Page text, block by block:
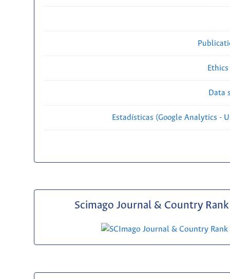
Data
Estadísticas (Google Analytics -
Scimago Journal & Country Rank